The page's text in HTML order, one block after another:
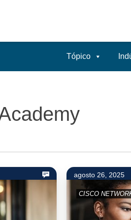
Tópico
agosto 26, 2025
CISCO